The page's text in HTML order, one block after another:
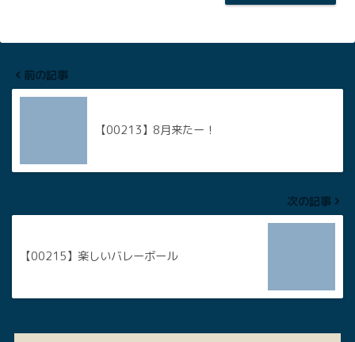
前の記事
【00213】8月来たー！
次の記事
【00215】楽しいバレーボール